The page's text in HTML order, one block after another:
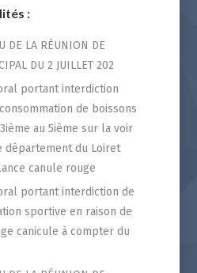
:
DE LA RÉUNION DE
DU 2 JUILLET 202
portant interdiction
de boissons
au 5ième sur la voir
département du Loiret
canule rouge
portant interdiction de
sportive en raison de
canicule à compter du